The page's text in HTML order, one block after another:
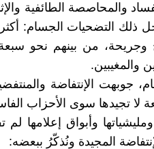
والمحاصصة الطائفية
ذلك التضحيات الجسام:
وجريحة، من بينهم نحو
والمغيبين.
جوبهت الإنتفاضة
تجيدها سوى الأحزاب
وأبواق إعلامها لم
المجيدة ونُذكّرُ ببعضه: